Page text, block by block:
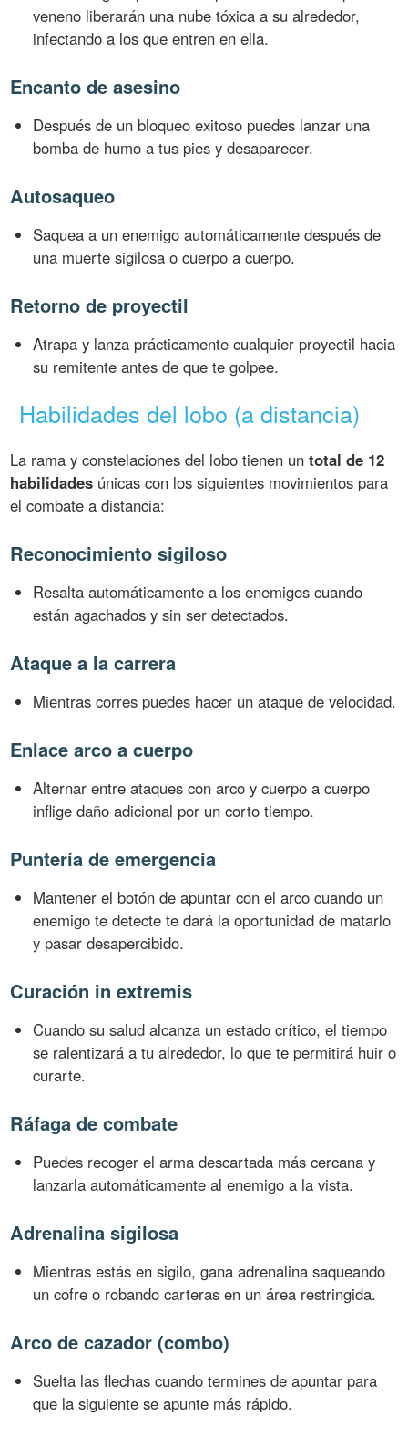
veneno liberarán una nube tóxica a su alrededor,
infectando a los que entren en ella.
Encanto de asesino
Después de un bloqueo exitoso puedes lanzar una
bomba de humo a tus pies y desaparecer.
Autosaqueo
Saquea a un enemigo automáticamente después de
una muerte sigilosa o cuerpo a cuerpo.
Retorno de proyectil
Atrapa y lanza prácticamente cualquier proyectil hacia
su remitente antes de que te golpee.
Habilidades del lobo (a distancia)
La rama y constelaciones del lobo tienen untotal de 12
habilidades únicas con los siguientes movimientos para
el combate a distancia:
Reconocimiento sigiloso
Resalta automáticamente a los enemigos cuando
están agachados y sin ser detectados.
Ataque a la carrera
Mientras corres puedes hacer un ataque de velocidad.
Enlace arco a cuerpo
Alternar entre ataques con arco y cuerpo a cuerpo
inflige daño adicional por un corto tiempo.
Puntería de emergencia
Mantener el botón de apuntar con el arco cuando un
enemigo te detecte te dará la oportunidad de matarlo
y pasar desapercibido.
Curación in extremis
Cuando su salud alcanza un estado crítico, el tiempo
se ralentizará a tu alrededor, lo que te permitirá huir o
curarte.
Ráfaga de combate
Puedes recoger el arma descartada más cercana y
lanzarla automáticamente al enemigo a la vista.
Adrenalina sigilosa
Mientras estás en sigilo, gana adrenalina saqueando
un cofre o robando carteras en un área restringida.
Arco de cazador (combo)
Suelta las flechas cuando termines de apuntar para
que la siguiente se apunte más rápido.